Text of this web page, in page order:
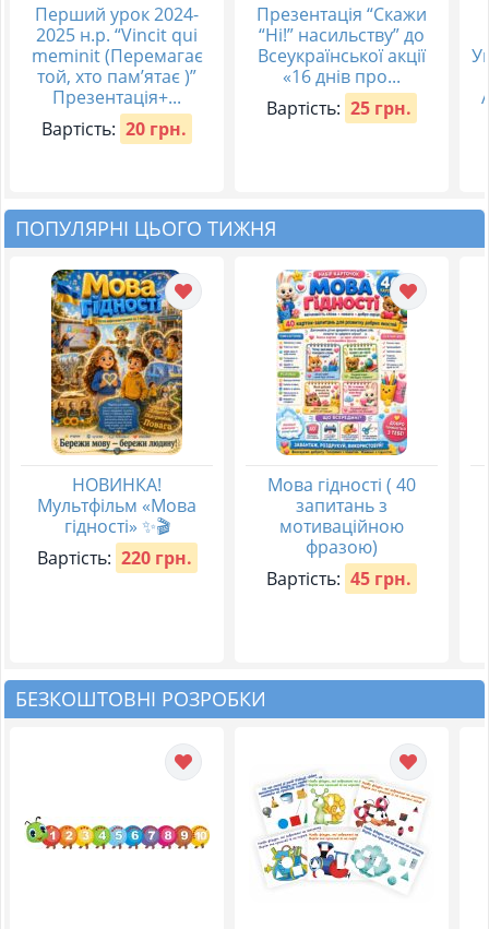
Перший урок 2024-
2025 н.р. “Vincit qui
meminit (Перемагає
той, хто пам’ятає )”
Презентація+...
Вартість: 20 грн.
Презентація “Скажи
“Ні!” насильству” до
Всеукраїнської акції
«16 днів про...
Вартість: 25 грн.
ПОПУЛЯРНІ ЦЬОГО ТИЖНЯ
НОВИНКА!
Мультфільм «Мова
гідності» ✨🎬
Вартість: 220 грн.
Мова гідності ( 40
запитань з
мотиваційною
фразою)
Вартість: 45 грн.
БЕЗКОШТОВНІ РОЗРОБКИ